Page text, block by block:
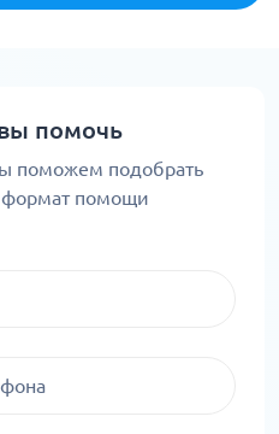
помочь
поможем подобрать
помощи